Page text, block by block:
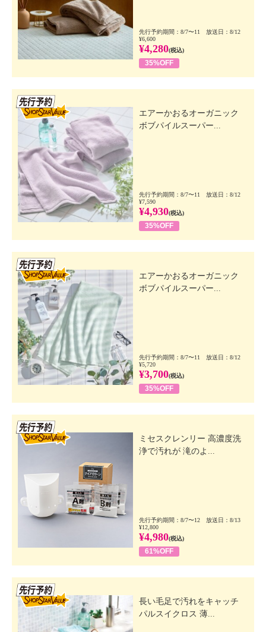
先行予約期間：8/7〜11 放送日：8/12
¥6,600
¥4,280(税込)
35%OFF
エアーかおるオーガニック
ボブパイルスーパー...
先行予約期間：8/7〜11 放送日：8/12
¥7,590
¥4,930(税込)
35%OFF
エアーかおるオーガニック
ボブパイルスーパー...
先行予約期間：8/7〜11 放送日：8/12
¥5,720
¥3,700(税込)
35%OFF
ミセスクレンリー 高濃度洗
浄で汚れが 滝のよ...
先行予約期間：8/7〜12 放送日：8/13
¥12,800
¥4,980(税込)
61%OFF
長い毛足で汚れをキャッチ
パルスイクロス 薄...